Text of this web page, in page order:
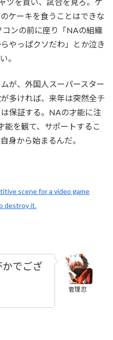
ケーキを食うことはできな
ンの前に座り「NAの組織
やっぱクソだわ」とか泣き
。
が、外国人スーパースター
多ければ、来年は突然全チ
保証する。NAの才能に注
能を観て、サポートするこ
身から始まるんだ。
scene for a video game
destroy it.
管理忍
でござ